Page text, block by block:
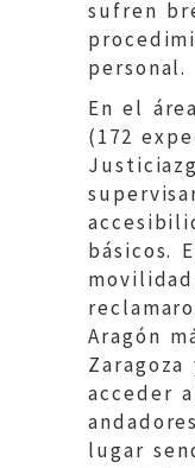
sufren
personal.
En el
(172
básicos.
Aragón
acceder
lugar